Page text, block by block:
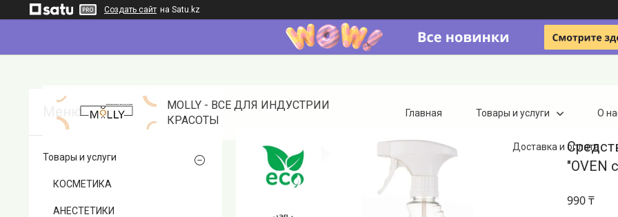
Создать сайт на Satu.kz
MOLLY - ВСЕ ДЛЯ ИНДУСТРИИ
КРАСОТЫ
Главная Товары и услуги О
Доставка и оплата
"OVEN
990 ₸
Товары и услуги
КОСМЕТИКА
АНЕСТЕТИКИ